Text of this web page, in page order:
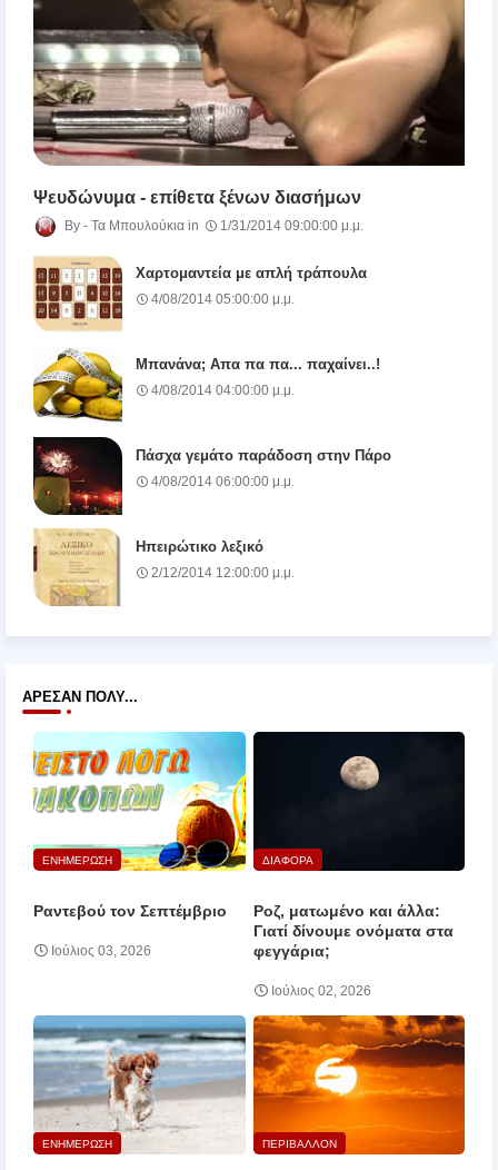
Ψευδώνυμα - επίθετα ξένων διασήμων
Τα Μπουλούκια 1/31/2014 09:00:00 μ.μ.
Χαρτομαντεία με απλή τράπουλα
4/08/2014 05:00:00 μ.μ.
Μπανάνα; Απα πα πα... παχαίνει..!
4/08/2014 04:00:00 μ.μ.
Πάσχα γεμάτο παράδοση στην Πάρο
4/08/2014 06:00:00 μ.μ.
Ηπειρώτικο λεξικό
2/12/2014 12:00:00 μ.μ.
ΆΡΕΣΑΝ ΠΟΛΎ...
ΕΝΗΜΕΡΩΣΗ
Ραντεβού τον Σεπτέμβριο
Ιούλιος 03, 2026
ΔΙΑΦΟΡΑ
Ροζ, ματωμένο και άλλα:
Γιατί δίνουμε ονόματα στα
φεγγάρια;
Ιούλιος 02, 2026
ΕΝΗΜΕΡΩΣΗ ΠΕΡΙΒΑΛΛΟΝ